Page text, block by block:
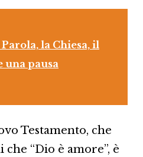
Parola, la Chiesa, il
una pausa
Testamento, che
“Dio è amore”, è